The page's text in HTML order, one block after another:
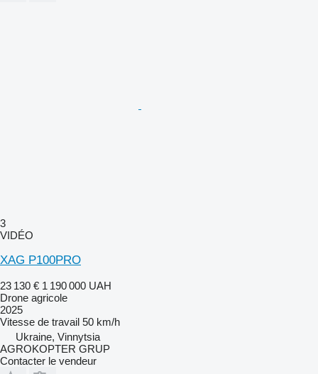
3
VIDÉO
XAG P100PRO
23 130 € 1 190 000 UAH
Drone agricole
2025
Vitesse de travail 50 km/h
Ukraine, Vinnytsia
AGROKOPTER GRUP
Contacter le vendeur